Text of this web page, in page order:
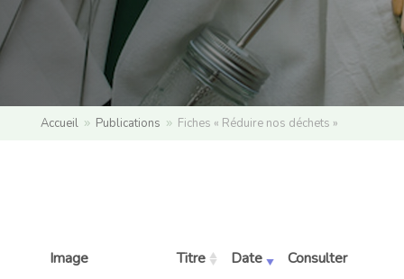
Accueil 9 Publications 9 Fiches « Réduire nos déchets »
Image Titre Date
Consulter